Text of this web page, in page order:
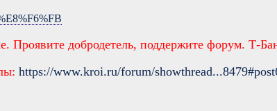
Проявите добродетель, поддержите форум. Т-
https://www.kroi.ru/forum/